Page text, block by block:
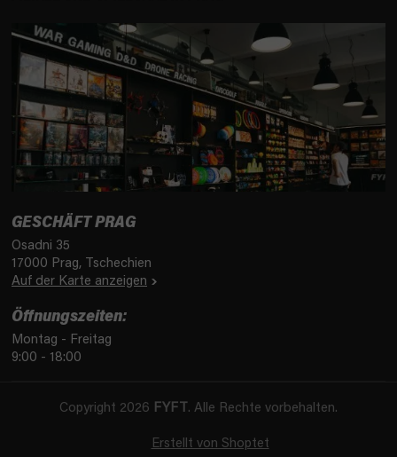
GESCHÄFT PRAG
Osadni 35
17000 Prag, Tschechien
Auf der Karte anzeigen
Öffnungszeiten:
Montag - Freitag
9:00 - 18:00
Erstellt von Shoptet
Copyright 2026 FYFT . Alle Rechte vorbehalten.